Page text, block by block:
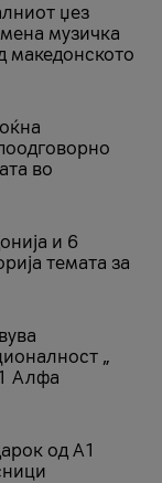
џез
музичка
македонското
во
и 6
темата за
„
Алфа
од А1